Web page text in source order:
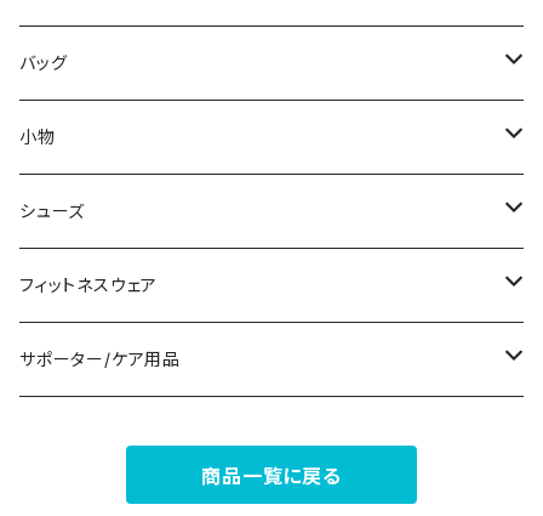
その他
その他
袖付き
ノースリーブ
パンツドレス
ナイトドレス
その他
その他
ブレスレット
ピアス
コサージュ
リング
その他
ブラ/ブラトップ/ベアトップ
ショーツ
タンクトップ/キャミソール
半袖/5分
7分/長袖
ペチコート/ペチパンツ
バッグ
サブバッグ
クラッチバッグ
トートバッグ
ショルダーバッグ
カジュアルバッグ
小物
マフラー/スカーフ/ストール
財布
アクセサリーケース
シューズ
スニーカー
ブーツ
フィットネスウェア
セット販売
サポーター/ケア用品
商品一覧に戻る